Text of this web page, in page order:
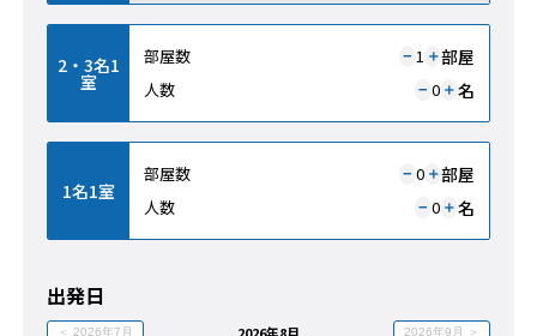
2・3名1
室
部屋数 − 1 ＋部屋
人数 − 0 ＋ 名
1名1室
部屋数 − 0 ＋部屋
人数 − 0 ＋ 名
出発日
＜ 2026年7月 2026年8月 2026年9月 ＞